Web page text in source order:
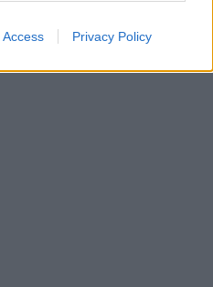
Access Privacy Policy